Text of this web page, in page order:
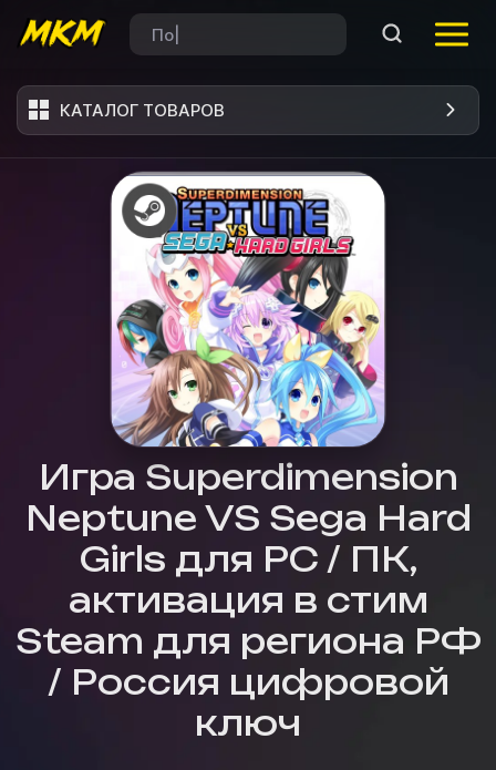
КАТАЛОГ ТОВАРОВ
Игра Superdimension
Neptune VS Sega Hard
Girls для PC / ПК,
активация в стим
Steam для региона РФ
/ Россия цифровой
ключ